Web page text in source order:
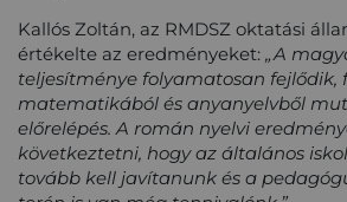
Kallós Zoltán, az RMDSZ oktatási
értékelte az eredményeket: „A
teljesítménye folyamatosan fejlődik,
matematikából és anyanyelvből
előrelépés. A román nyelvi
következtetni, hogy az általános
tovább kell javítanunk és a